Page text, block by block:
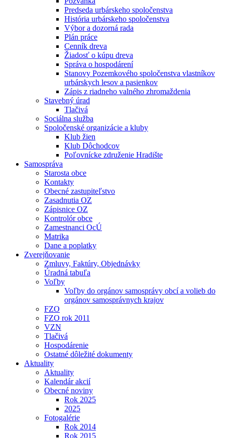
Predseda urbárskeho spoločenstva
História urbárskeho spoločenstva
Výbor a dozorná rada
Plán práce
Cenník dreva
Žiadosť o kúpu dreva
Správa o hospodárení
Stanovy Pozemkového spoločenstva vlastníkov
urbárskych lesov a pasienkov
Zápis z riadneho valného zhromaždenia
Stavebný úrad
Tlačivá
Sociálna služba
Spoločenské organizácie a kluby
Klub žien
Klub Dôchodcov
Poľovnícke združenie Hradište
Samospráva
Starosta obce
Kontakty
Obecné zastupiteľstvo
Zasadnutia OZ
Zápisnice OZ
Kontrolór obce
Zamestnanci OcÚ
Matrika
Dane a poplatky
Zverejňovanie
Zmluvy, Faktúry, Objednávky
Úradná tabuľa
Voľby
Voľby do orgánov samosprávy obcí a volieb do
orgánov samosprávnych krajov
FZO
FZO rok 2011
VZN
Tlačivá
Hospodárenie
Ostatné dôležité dokumenty
Aktuality
Aktuality
Kalendár akcií
Obecné noviny
Rok 2025
2025
Fotogalérie
Rok 2014
Rok 2015